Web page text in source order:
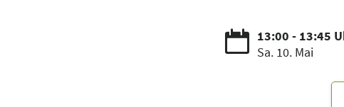
13:00 - 13:45
Sa. 10. Mai